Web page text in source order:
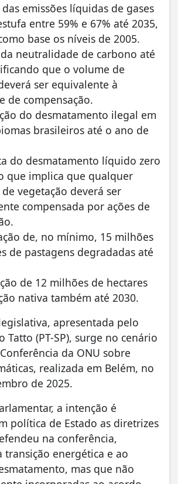
emissões líquidas de gases
entre 59% e 67% até 2035,
base os níveis de 2005.
neutralidade de carbono até
que o volume de
ser equivalente à
de compensação.
do desmatamento ilegal em
brasileiros até o ano de
do desmatamento líquido zero
que implica que qualquer
vegetação deverá ser
compensada por ações de
de, no mínimo, 15 milhões
de pastagens degradadas até
de 12 milhões de hectares
nativa também até 2030.
apresentada pelo
Tatto (PT-SP), surge no cenário
da ONU sobre
realizada em Belém, no
de 2025.
a intenção é
política de Estado as diretrizes
na conferência,
transição energética e ao
mas que não